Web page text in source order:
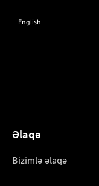
English
Əlaqə
Bizimlə əlaqə